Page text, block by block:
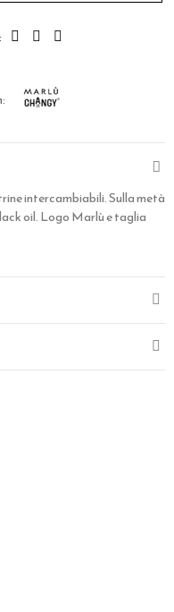
intercambiabili. Sulla metà
oil. Logo Marlù e taglia